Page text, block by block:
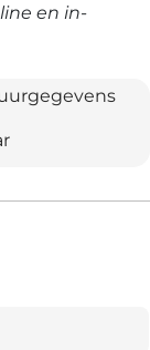
en in-